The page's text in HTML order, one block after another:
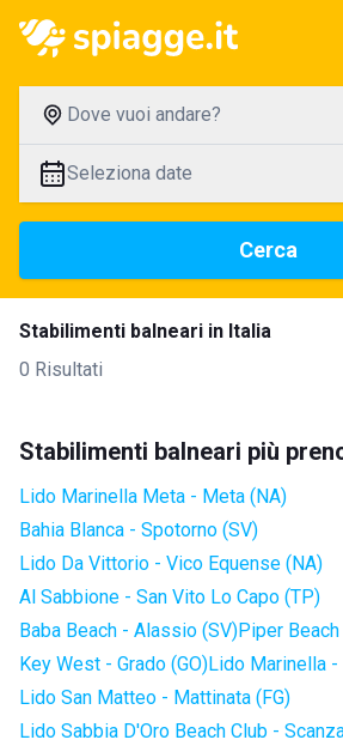
Dove vuoi andare?
Seleziona date
Cerca
Stabilimenti balneari in Italia
0 Risultati
Stabilimenti balneari più
Lido Marinella Meta - Meta (NA)
Bahia Blanca - Spotorno (SV)
Lido Da Vittorio - Vico Equense (NA)
Al Sabbione - San Vito Lo Capo (TP)
Baba Beach - Alassio (SV)Piper Beach
Key West - Grado (GO)Lido Marinella
Lido San Matteo - Mattinata (FG)
Lido Sabbia D'Oro Beach Club -